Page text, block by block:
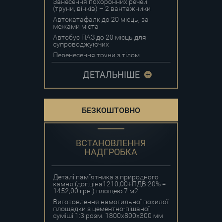
(труни, вінків) – 2 вантажники
Автокатафалк до 20 місць, за
межами міста
Автобус ПАЗ до 20 місць для
супроводжуючих
Перенесення труни з тілом
померлого (до будинку, до
квартири, моргу до місця
поховання та проведення
панахиди
учасників бойових дій та інвалідів
війни, а також осіб, які мають
особливі заслуги перед
Батьківщиною, довжиною 2,0 – 2,1
Копка могилив грунті І групи
довжиною понад 1,5 м
Вінок поховальний для
вшанування пам”яті учасників
бойових дій та інвалідів війни, а
також осіб, які мають особливі
заслуги перед Батьківщиною
ДЕТАЛЬНІШЕ
БЕЗКОШТОВНО
ВСТАНОВЛЕННЯ
НАДГРОБКА
Деталі пам”ятника з природного
камня (дог.ціна1210,00+ПДВ 20% =
1452,00 грн.) площею 7 м2
Виготовлення намогильної похилої
площадки з цементно-піщаної
суміші 1:3 розм. 1800х800х300 мм